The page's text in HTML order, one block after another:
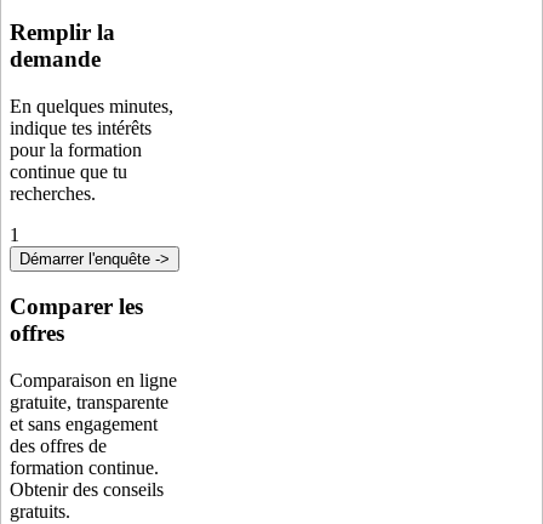
Remplir la
demande
En quelques minutes,
indique tes intérêts
pour la formation
continue que tu
recherches.
1
Démarrer l'enquête ->
Comparer les
offres
Comparaison en ligne
gratuite, transparente
et sans engagement
des offres de
formation continue.
Obtenir des conseils
gratuits.